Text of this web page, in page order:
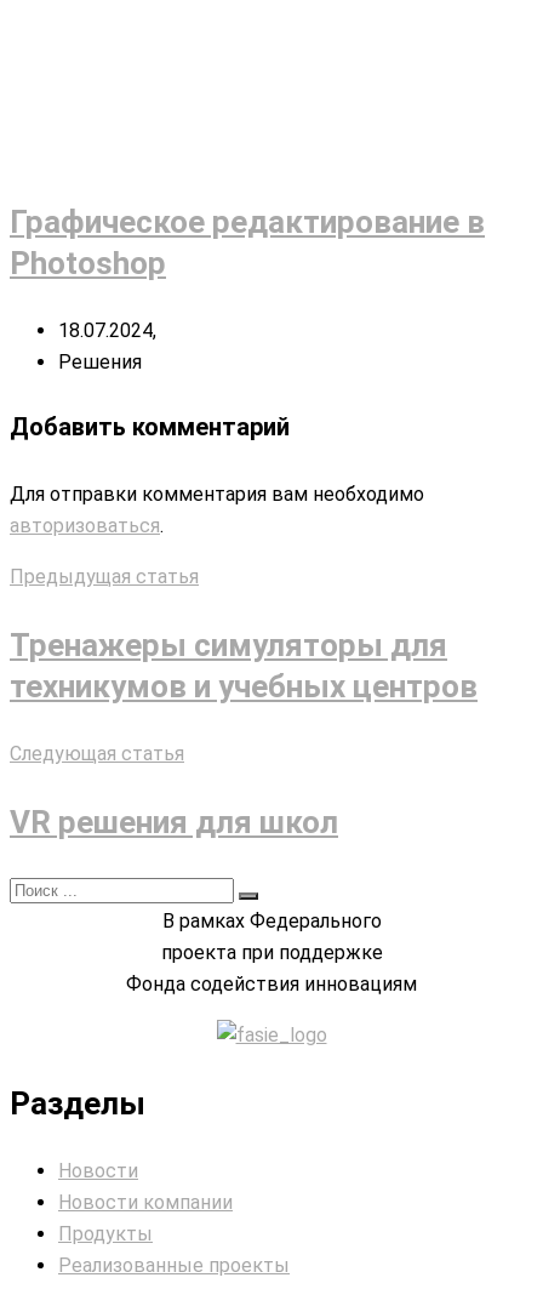
Графическое редактирование в
Photoshop
18.07.2024,
Решения
Добавить комментарий
Для отправки комментария вам необходимо
авторизоваться.
Предыдущая статья
Тренажеры симуляторы для
техникумов и учебных центров
Следующая статья
VR решения для школ
В рамках Федерального
проекта при поддержке
Фонда содействия инновациям
Разделы
Новости
Новости компании
Продукты
Реализованные проекты